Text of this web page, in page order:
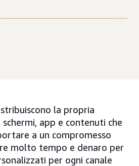
la propria
app e contenuti che
a un compromesso
molto tempo e denaro per
per ogni canale